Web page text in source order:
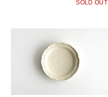
SOLD OUT